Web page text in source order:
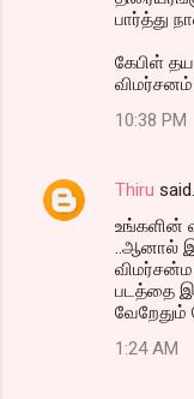
பார்த்து
கேபிள்
10:38 PM
Thiru
உங்களின்
..ஆனால்
விமர்சன்ம
படத்தை
1:24 AM